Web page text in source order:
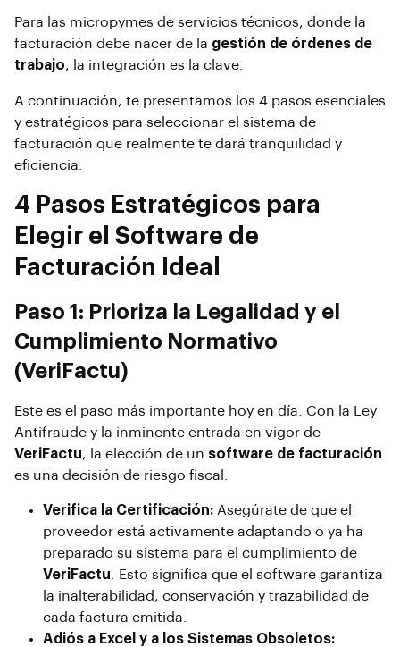
Para las micropymes de servicios técnicos, donde la
facturación debe nacer de la gestión de órdenes de
trabajo, la integración es la clave.
A continuación, te presentamos los 4 pasos esenciales
y estratégicos para seleccionar el sistema de
facturación que realmente te dará tranquilidad y
eficiencia.
4 Pasos Estratégicos para
Elegir el Software de
Facturación Ideal
Paso 1: Prioriza la Legalidad y el
Cumplimiento Normativo
(VeriFactu)
Este es el paso más importante hoy en día. Con la Ley
Antifraude y la inminente entrada en vigor de
VeriFactu, la elección de un software de facturación
es una decisión de riesgo fiscal.
Verifica la Certificación: Asegúrate de que el
proveedor está activamente adaptando o ya ha
preparado su sistema para el cumplimiento de
VeriFactu . Esto significa que el software garantiza
la inalterabilidad, conservación y trazabilidad de
cada factura emitida.
Adiós a Excel y a los Sistemas Obsoletos: